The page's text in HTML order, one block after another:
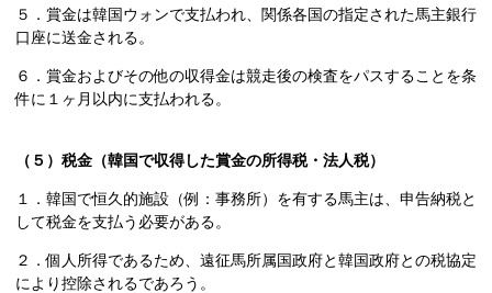
５．賞金は韓国ウォンで支払われ、関係各国の指定された馬主銀行
口座に送金される。
６．賞金およびその他の収得金は競走後の検査をパスすることを条
件に１ヶ月以内に支払われる。
（５）税金（韓国で収得した賞金の所得税・法人税）
１．韓国で恒久的施設（例：事務所）を有する馬主は、申告納税と
して税金を支払う必要がある。
２．個人所得であるため、遠征馬所属国政府と韓国政府との税協定
により控除されるであろう。